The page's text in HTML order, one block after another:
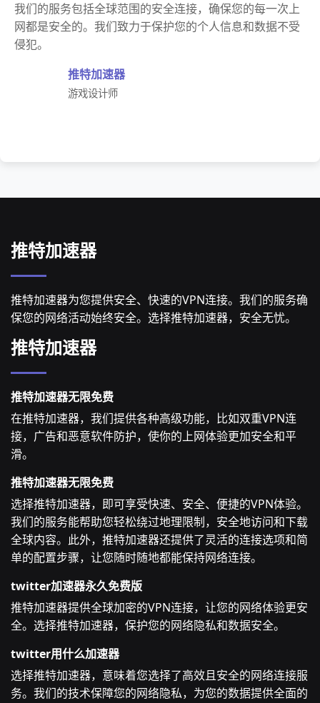
我们的服务包括全球范围的安全连接，确保您的每一次上
网都是安全的。我们致力于保护您的个人信息和数据不受
侵犯。
推特加速器
游戏设计师
推特加速器
推特加速器为您提供安全、快速的VPN连接。我们的服务确
保您的网络活动始终安全。选择推特加速器，安全无忧。
推特加速器
推特加速器无限免费
在推特加速器，我们提供各种高级功能，比如双重VPN连
接，广告和恶意软件防护，使你的上网体验更加安全和平
滑。
推特加速器无限免费
选择推特加速器，即可享受快速、安全、便捷的VPN体验。
我们的服务能帮助您轻松绕过地理限制，安全地访问和下载
全球内容。此外，推特加速器还提供了灵活的连接选项和简
单的配置步骤，让您随时随地都能保持网络连接。
twitter加速器永久免费版
推特加速器提供全球加密的VPN连接，让您的网络体验更安
全。选择推特加速器，保护您的网络隐私和数据安全。
twitter用什么加速器
选择推特加速器，意味着您选择了高效且安全的网络连接服
务。我们的技术保障您的网络隐私，为您的数据提供全面的